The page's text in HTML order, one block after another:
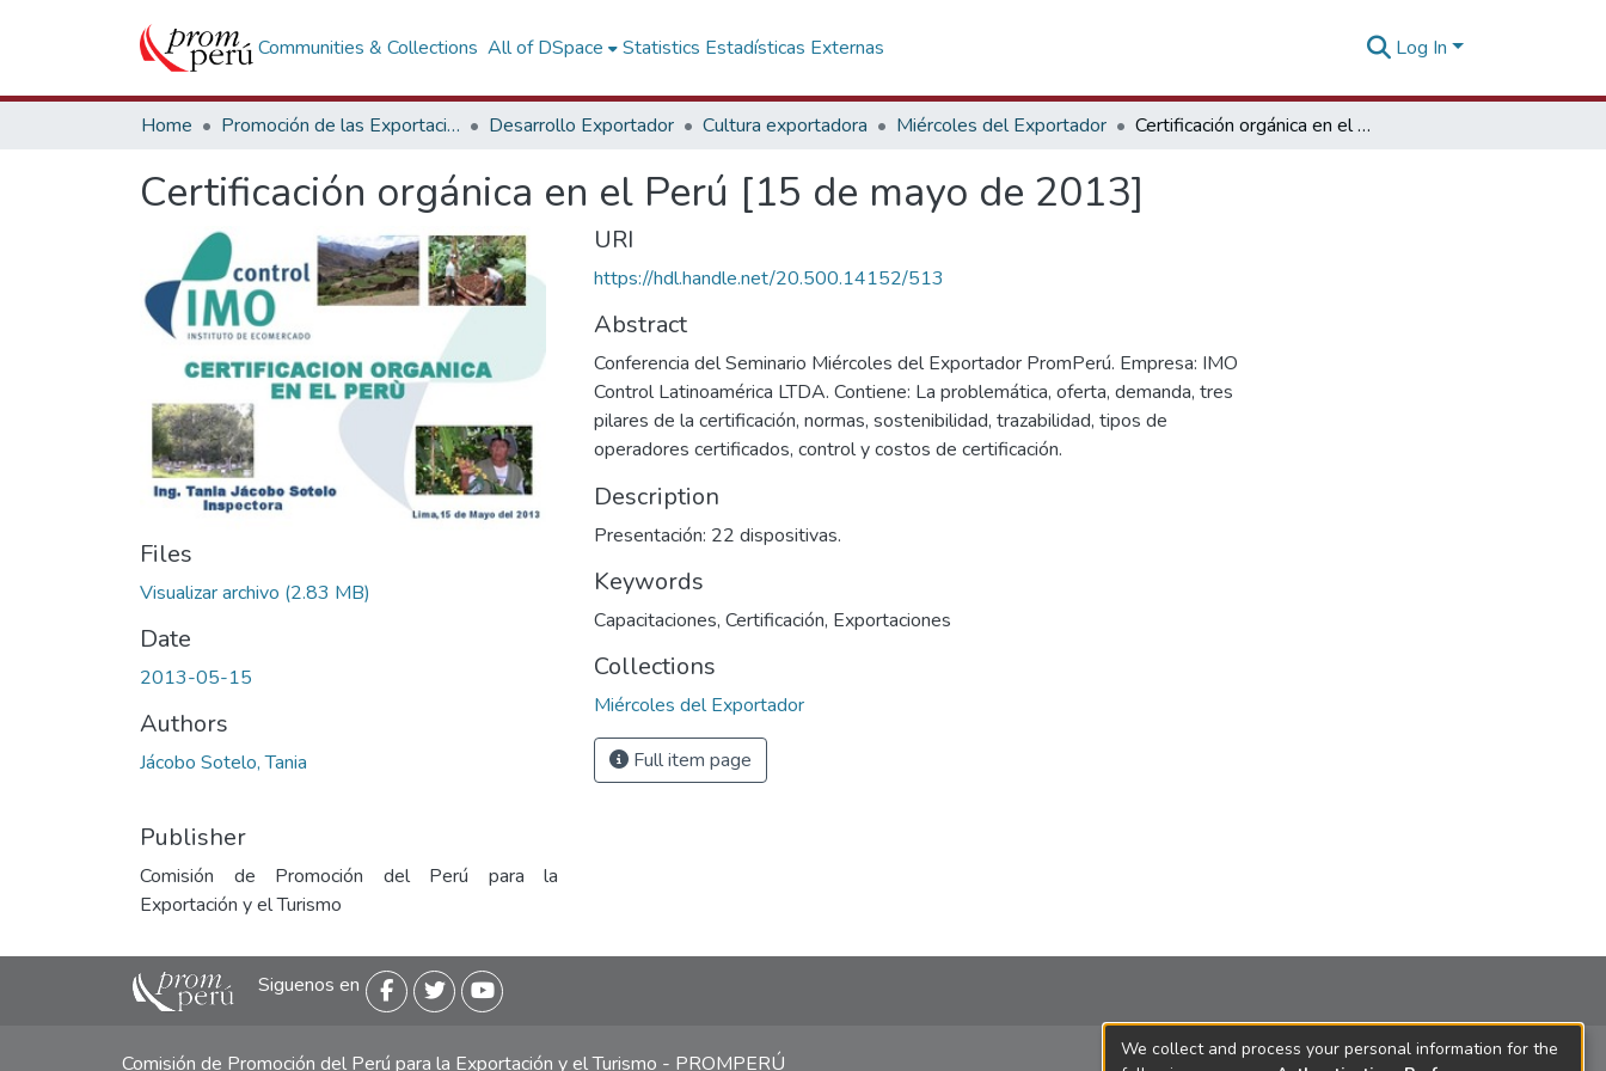
Communities & Collections All of DSpace Statistics Estadísticas Externas Log In
Home Promoción de las Exportaciones Desarrollo Exportador Cultura exportadora Miércoles del Exportador Certificación orgánica en el Perú [15 de mayo de 2013]
Certificación orgánica en el Perú [15 de mayo de 2013]
Files
Visualizar archivo (2.83 MB)
Date
2013-05-15
Authors
Jácobo Sotelo, Tania
Publisher
Comisión de Promoción del Perú para la
Exportación y el Turismo
URI
https://hdl.handle.net/20.500.14152/513
Abstract
Conferencia del Seminario Miércoles del Exportador PromPerú. Empresa: IMO
Control Latinoamérica LTDA. Contiene: La problemática, oferta, demanda, tres
pilares de la certificación, normas, sostenibilidad, trazabilidad, tipos de
operadores certificados, control y costos de certificación.
Description
Presentación: 22 dispositivas.
Keywords
Capacitaciones, Certificación, Exportaciones
Collections
Miércoles del Exportador
Full item page
Siguenos en
Comisión de Promoción del Perú para la Exportación y el Turismo - PROMPERÚ
We collect and process your personal information for the